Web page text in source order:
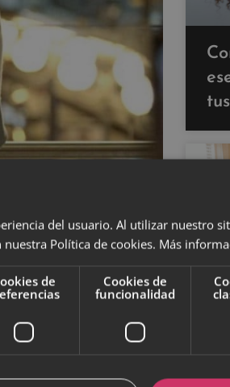
como exitosa o
a sentir atracción o
total, pues no
Mientras lo
pie derecho.
del usuario. Al utilizar nuestro
Política de cookies. Más
de
Cookies de
funcionalidad